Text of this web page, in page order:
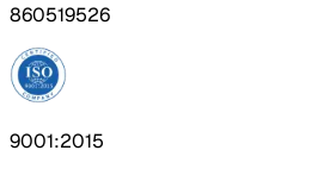
860519526
9001:2015